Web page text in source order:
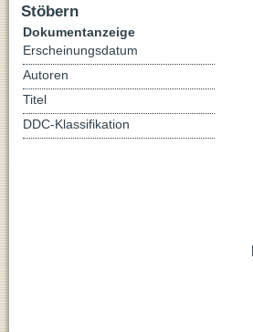
Stöbern
Dokumentanzeige
Erscheinungsdatum
Autoren
Titel
DDC-Klassifikation